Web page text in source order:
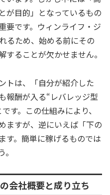
が目的」となっているもの
要です。ウィンライフ・ジ
るため、始める前にその
ることが欠かせません。
トは、「自分が紹介した
報酬が入る“レバレッジ型
す。この仕組みにより、
ますが、逆にいえば「下の
す。簡単に稼げるものでは
会社概要と成り立ち